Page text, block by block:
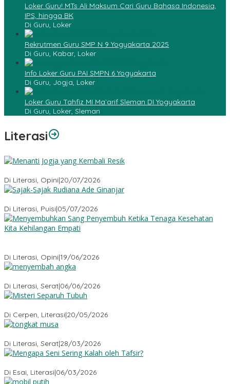
Loker Guru! MTs Ali Maksum Cari Guru Bahasa Indonesia,
IPS, hingga BK
Di Guru, Loker
Rekrutmen Guru SMP N 9 Yogyakarta 2025
Di Guru, Kabar, Loker
Info Loker Guru PAI SMPN 6 Yogyakarta
Di Guru, Jogja, Loker
Loker Guru Tahfiz MI Ma`arif Sleman DI Yogyakarta
Di Guru, Loker, Sleman
Literasi
Di Literasi, Opini|20/07/2026
Di Literasi, Puisi|05/07/2026
Di Literasi, Opini|19/06/2026
Di Literasi, Serat|06/06/2026
Di Cerpen, Literasi|20/05/2026
Di Literasi, Serat|28/03/2026
Di Esai, Literasi|06/03/2026